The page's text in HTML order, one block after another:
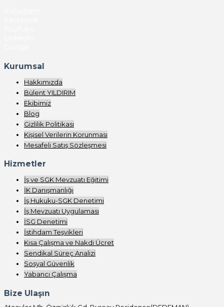
Kurumsal
Hakkımızda
Bülent YILDIRIM
Ekibimiz
Blog
Gizlilik Politikası
Kişisel Verilerin Korunması
Mesafeli Satış Sözleşmesi
Hizmetler
İş ve SGK Mevzuatı Eğitimi
İK Danışmanlığı
İş Hukuku-SGK Denetimi
İş Mevzuatı Uygulaması
İSG Denetimi
İstihdam Teşvikleri
Kısa Çalışma ve Nakdi Ücret
Sendikal Süreç Analizi
Sosyal Güvenlik
Yabancı Çalışma
Bize Ulaşın